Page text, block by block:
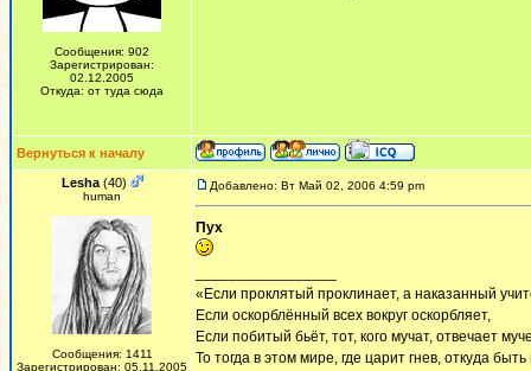
Сообщения: 902
Зарегистрирован:
02.12.2005
Откуда: от туда сюда
Вернуться к началу
Lesha(40)
human
Сообщения: 1411
Зарегистрирован: 05.11.2005
Добавлено: Вт Май 02, 2006 4:59 pm
Пух
«Если проклятый проклинает, а наказанный
Если оскорблённый всех вокруг оскорбляет,
Если побитый бьёт, тот, кого мучат, отвечает
То тогда в этом мире, где царит гнев, откуда